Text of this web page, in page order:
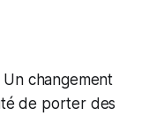
changement
de porter des